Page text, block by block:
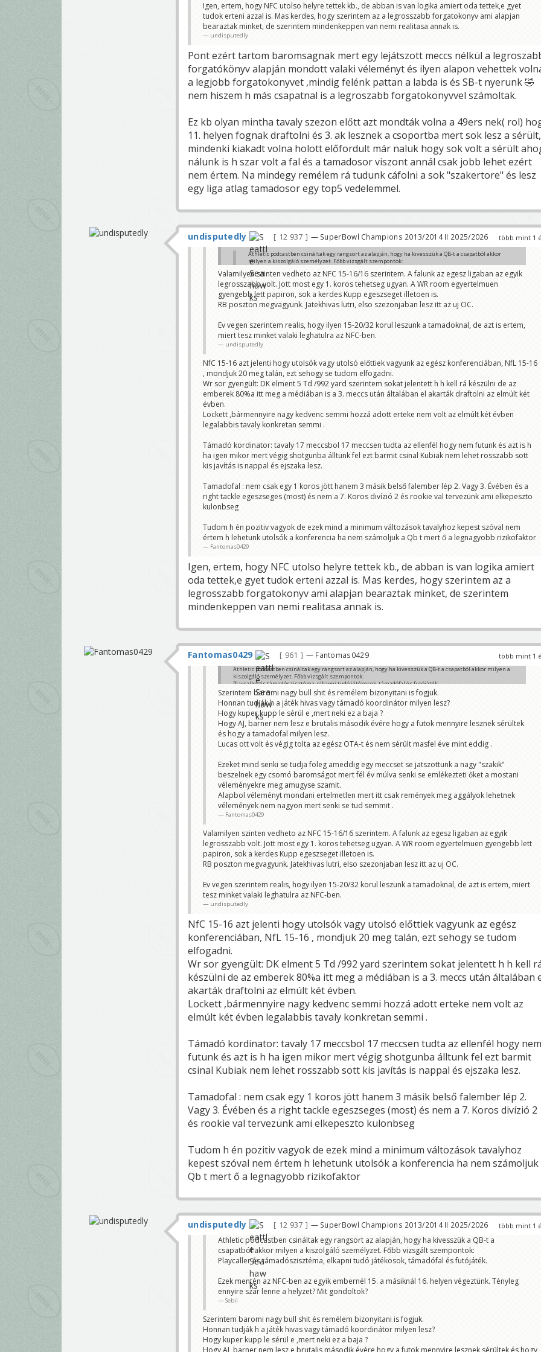
Igen, ertem, hogy NFC utolso helyre tettek kb., de abban is van logika amiert oda tettek,e gyet
tudok erteni azzal is. Mas kerdes, hogy szerintem az a legrosszabb forgatokonyv ami alapjan
bearaztak minket, de szerintem mindenkeppen van nemi realitasa annak is.
undisputedly
Pont ezért tartom baromsagnak mert egy lejátszott meccs nélkül a
forgatókönyv alapján mondott valaki véleményt és ilyen alapon vehettek
a legjobb forgatokonyvet ,mindig felénk pattan a labda is és SB-t nyerunk 🤣
nem hiszem h más csapatnal is a legroszabb forgatokonyvvel számoltak.
Ez kb olyan mintha tavaly szezon előtt azt mondták volna a 49ers nek( rol)
11. helyen fognak draftolni és 3. ak lesznek a csoportba mert sok lesz a sérült,
mindenki kiakadt volna holott előfordult már naluk hogy sok volt a sérült
nálunk is h szar volt a fal és a tamadosor viszont annál csak jobb lehet ezért
nem értem. Na mindegy remélem rá tudunk cáfolni a sok "szakertore" és lesz
egy liga atlag tamadosor egy top5 vedelemmel.
több mint 1
undisputedly 12 937 — SuperBowl Champions 2013/2014 II 2025/2026
Athletic podcastben csináltak egy rangsort az alapján, hogy ha kivesszük a QB-t a csapatból akkor
milyen a kiszolgáló személyzet. Főbb vizsgált szempontok:
Ezek mentén az NFC-ben az egyik embernél 15. a másiknál 16. helyen végeztünk. Tényleg
ennyire szar lenne a helyzet? Mit gondoltok?
Sebii
Honnan tudják h a játék hivas vagy támadó koordinátor milyen lesz?
Hogy kuper kupp le sérül e ,mert neki ez a baja ?
Hogy AJ, barner nem lesz e brutalis második évére hogy a futok mennyire lesznek sérültek és hogy a
tamadofal milyen lesz.
Lucas ott volt és végig tolta az egész OTA-t és nem sérült masfel éve mint eddig .
Ezeket mind senki se tudja foleg ameddig egy meccset se jatszottunk a nagy "szakik" beszelnek egy csomó
baromságot mert fél év múlva senki se emlékezteti őket a mostani véleményekre meg amugyse szamit.
Alapbol véleményt mondani ertelmetlen mert itt csak remények meg aggályok lehetnek vélemények nem
nagyon mert senki se tud semmit .
Fantomas0429
Valamilyen szinten vedheto az NFC 15-16/16 szerintem. A falunk az egesz ligaban az egyik
legrosszabb volt. Jott most egy 1. koros tehetseg ugyan. A WR room egyertelmuen
gyengebb lett papiron, sok a kerdes Kupp egeszseget illetoen is.
RB poszton megvagyunk. Jatekhivas lutri, elso szezonjaban lesz itt az uj OC.
Ev vegen szerintem realis, hogy ilyen 15-20/32 korul leszunk a tamadoknal, de azt is ertem,
miert tesz minket valaki leghatulra az NFC-ben.
undisputedly
NfC 15-16 azt jelenti hogy utolsók vagy utolsó előttiek vagyunk az egész konferenciában, NfL 15-16
, mondjuk 20 meg talán, ezt sehogy se tudom elfogadni.
Wr sor gyengült: DK elment 5 Td /992 yard szerintem sokat jelentett h h kell rá készülni de az
emberek 80%a itt meg a médiában is a 3. meccs után általában el akarták draftolni az elmúlt két
évben.
Lockett ,bármennyire nagy kedvenc semmi hozzá adott erteke nem volt az elmúlt két évben
legalabbis tavaly konkretan semmi .
Támadó kordinator: tavaly 17 meccsbol 17 meccsen tudta az ellenfél hogy nem futunk és azt is h
ha igen mikor mert végig shotgunba álltunk fel ezt barmit csinal Kubiak nem lehet rosszabb sott
kis javítás is nappal és ejszaka lesz.
Tamadofal : nem csak egy 1 koros jött hanem 3 másik belső falember lép 2. Vagy 3. Évében és a
right tackle egeszseges (most) és nem a 7. Koros divízió 2 és rookie val tervezünk ami elkepeszto
kulonbseg
Tudom h én pozitiv vagyok de ezek mind a minimum változások tavalyhoz kepest szóval nem
értem h lehetunk utolsók a konferencia ha nem számoljuk a Qb t mert ő a legnagyobb rizikofaktor
Fantomas0429
Igen, ertem, hogy NFC utolso helyre tettek kb., de abban is van logika amiert
oda tettek,e gyet tudok erteni azzal is. Mas kerdes, hogy szerintem az a
legrosszabb forgatokonyv ami alapjan bearaztak minket, de szerintem
mindenkeppen van nemi realitasa annak is.
több mint 1
Fantomas0429 961 — Fantomas0429
Athletic podcastben csináltak egy rangsort az alapján, hogy ha kivesszük a QB-t a csapatból akkor milyen a
kiszolgáló személyzet. Főbb vizsgált szempontok:
Playcaller és támadószisztéma, elkapni tudó játékosok, támadófal és futójáték.
Ezek mentén az NFC-ben az egyik embernél 15. a másiknál 16. helyen végeztünk. Tényleg ennyire szar
lenne a helyzet? Mit gondoltok?
Sebii
Szerintem baromi nagy bull shit és remélem bizonyitani is fogjuk.
Honnan tudják h a játék hivas vagy támadó koordinátor milyen lesz?
Hogy kuper kupp le sérül e ,mert neki ez a baja ?
Hogy AJ, barner nem lesz e brutalis második évére hogy a futok mennyire lesznek sérültek
és hogy a tamadofal milyen lesz.
Lucas ott volt és végig tolta az egész OTA-t és nem sérült masfel éve mint eddig .
Ezeket mind senki se tudja foleg ameddig egy meccset se jatszottunk a nagy "szakik"
beszelnek egy csomó baromságot mert fél év múlva senki se emlékezteti őket a mostani
véleményekre meg amugyse szamit.
Alapbol véleményt mondani ertelmetlen mert itt csak remények meg aggályok lehetnek
vélemények nem nagyon mert senki se tud semmit .
Fantomas0429
Valamilyen szinten vedheto az NFC 15-16/16 szerintem. A falunk az egesz ligaban az egyik
legrosszabb volt. Jott most egy 1. koros tehetseg ugyan. A WR room egyertelmuen gyengebb lett
papiron, sok a kerdes Kupp egeszseget illetoen is.
RB poszton megvagyunk. Jatekhivas lutri, elso szezonjaban lesz itt az uj OC.
Ev vegen szerintem realis, hogy ilyen 15-20/32 korul leszunk a tamadoknal, de azt is ertem, miert
tesz minket valaki leghatulra az NFC-ben.
undisputedly
NfC 15-16 azt jelenti hogy utolsók vagy utolsó előttiek vagyunk az egész
konferenciában, NfL 15-16 , mondjuk 20 meg talán, ezt sehogy se tudom
elfogadni.
Wr sor gyengült: DK elment 5 Td /992 yard szerintem sokat jelentett h h kell
készülni de az emberek 80%a itt meg a médiában is a 3. meccs után általában
akarták draftolni az elmúlt két évben.
Lockett ,bármennyire nagy kedvenc semmi hozzá adott erteke nem volt az
elmúlt két évben legalabbis tavaly konkretan semmi .
Támadó kordinator: tavaly 17 meccsbol 17 meccsen tudta az ellenfél hogy nem
futunk és azt is h ha igen mikor mert végig shotgunba álltunk fel ezt barmit
csinal Kubiak nem lehet rosszabb sott kis javítás is nappal és ejszaka lesz.
Tamadofal : nem csak egy 1 koros jött hanem 3 másik belső falember lép 2.
Vagy 3. Évében és a right tackle egeszseges (most) és nem a 7. Koros divízió 2
és rookie val tervezünk ami elkepeszto kulonbseg
Tudom h én pozitiv vagyok de ezek mind a minimum változások tavalyhoz
kepest szóval nem értem h lehetunk utolsók a konferencia ha nem számoljuk
Qb t mert ő a legnagyobb rizikofaktor
több mint 1
undisputedly 12 937 — SuperBowl Champions 2013/2014 II 2025/2026
Athletic podcastben csináltak egy rangsort az alapján, hogy ha kivesszük a QB-t a
csapatból akkor milyen a kiszolgáló személyzet. Főbb vizsgált szempontok:
Playcaller és támadószisztéma, elkapni tudó játékosok, támadófal és futójáték.
Ezek mentén az NFC-ben az egyik embernél 15. a másiknál 16. helyen végeztünk. Tényleg
ennyire szar lenne a helyzet? Mit gondoltok?
Sebii
Szerintem baromi nagy bull shit és remélem bizonyitani is fogjuk.
Honnan tudják h a játék hivas vagy támadó koordinátor milyen lesz?
Hogy kuper kupp le sérül e ,mert neki ez a baja ?
Hogy AJ, barner nem lesz e brutalis második évére hogy a futok mennyire lesznek sérültek és hogy